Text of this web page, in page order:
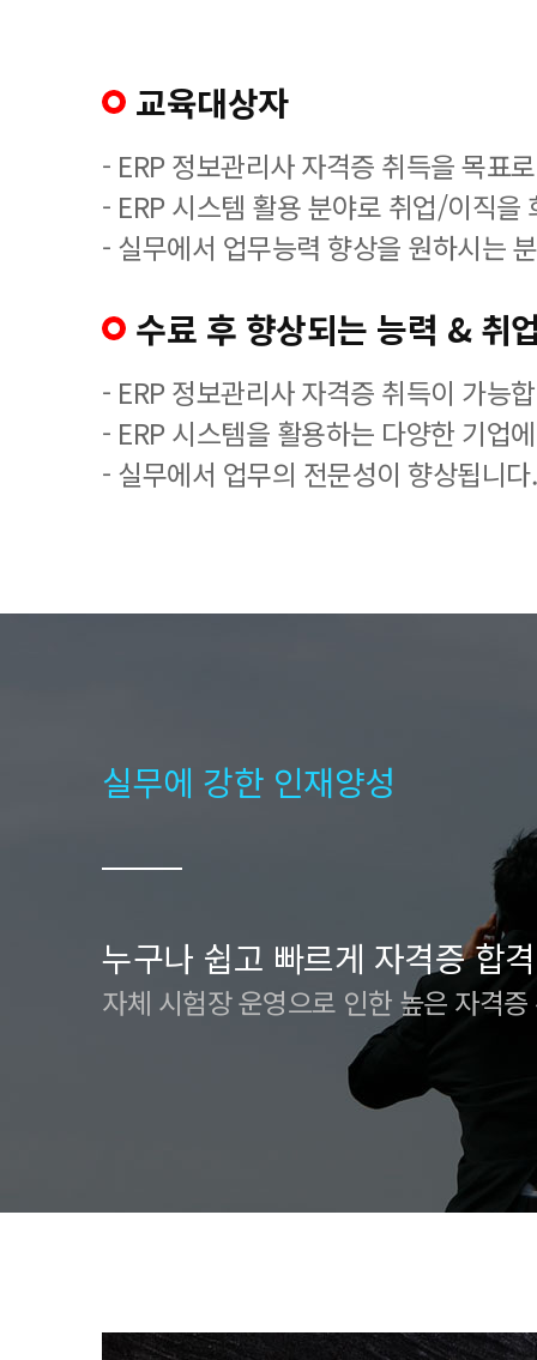
교육대상자
- ERP 정보관리사 자격증 취득을 목표
- ERP 시스템 활용 분야로 취업/이직을
- 실무에서 업무능력 향상을 원하시는 분
수료 후 향상되는 능력 & 취
- ERP 정보관리사 자격증 취득이 가능
- ERP 시스템을 활용하는 다양한 기업
- 실무에서 업무의 전문성이 향상됩니다.
실무에 강한 인재양성
누구나 쉽고 빠르게 자격증 합
자체 시험장 운영으로 인한 높은 자격